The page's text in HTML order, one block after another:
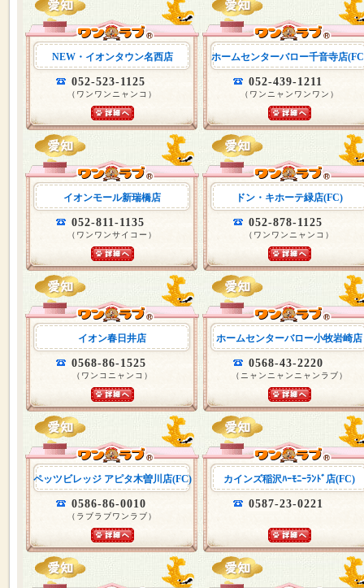
NEW・イオンタウン名西店
052-523-1125
（ワンワンニャンコ）
ホームセンターバロー千音寺店
052-439-1211
（ワンニャンワンワン）
イオンモール新瑞橋店
052-811-1135
（ワンワンサイコー）
ドン・キホーテ緑店(FC)
052-878-1125
（ワンワンニャンコ）
イオン春日井店
0568-86-1525
（ワンコニャンコ）
ホームセンターバロー小牧岩崎店
0568-43-2220
（ニャンニャンニャンラブ）
ペッツビレッジ アピタ木曽川店(FC)
0586-86-0010
（ラブラブワンラブ）
カインズ稲沢ﾊｰﾓﾆｰﾗﾝﾄﾞ店(FC)
0587-23-0221